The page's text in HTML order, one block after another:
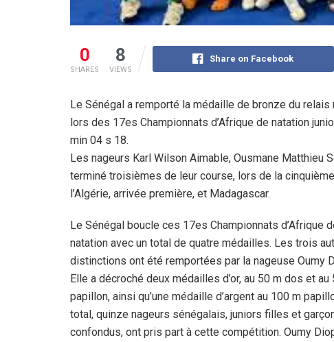
0
SHARES
8
VIEWS
Share on Facebook
Le Sénégal a remporté la médaille de bronze du
lors des 17es Championnats d’Afrique de natation
min 04 s 18.
‎Les nageurs Karl Wilson Aimable, Ousmane Matthieu
terminé troisièmes de leur course, lors de la
l’Algérie, arrivée première, et Madagascar.
Le Sénégal boucle ces 17es Championnats d’Afrique
natation avec un total de quatre médailles. Les trois
distinctions ont été remportées par la nageuse Oumy
Elle a décroché deux médailles d’or, au 50 m dos et au
papillon, ainsi qu’une médaille d’argent au 100 m
total, quinze nageurs sénégalais, juniors filles et
confondus, ont pris part à cette compétition. Oumy